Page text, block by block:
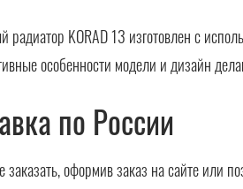
радиатор KORAD 13 изготовлен с
особенности модели и дизайн
по России
заказать, оформив заказ на сайте или